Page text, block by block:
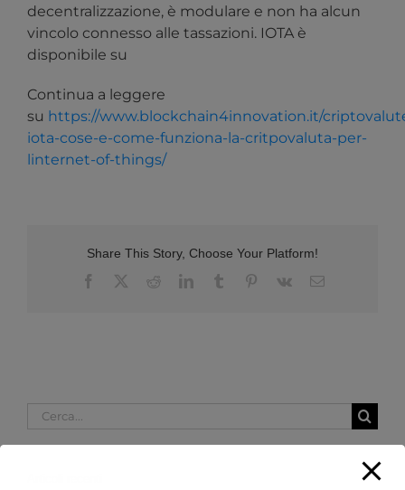
decentralizzazione, è modulare e non ha alcun
vincolo connesso alle tassazioni. IOTA è
disponibile su
Continua a leggere
su https://www.blockchain4innovation.it/
iota-cose-e-come-funziona-la-critpovaluta-per-
linternet-of-things/
Share This Story, Choose Your Platform!
Facebook
RedditLinkedInTumblr Pinterest
Vk Email
Cerca